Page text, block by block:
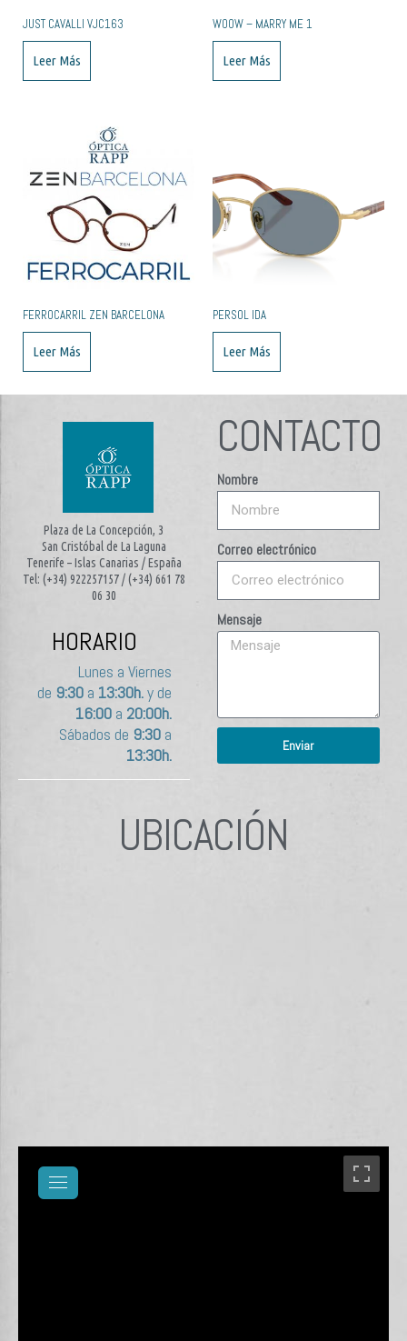
JUST CAVALLI VJC163
Leer Más
WOOW – MARRY ME 1
Leer Más
FERROCARRIL ZEN BARCELONA
Leer Más
PERSOL IDA
Leer Más
Plaza de La Concepción, 3
San Cristóbal de La Laguna
Tenerife – Islas Canarias / España
Tel: (+34) 922257157 / (+34) 661 78
06 30
HORARIO
Lunes a Viernes
de 9:30a 13:30h.y de
16:00a 20:00h.
Sábados de 9:30a
13:30h.
CONTACTO
Nombre
Correo electrónico
Mensaje
Enviar
UBICACIÓN